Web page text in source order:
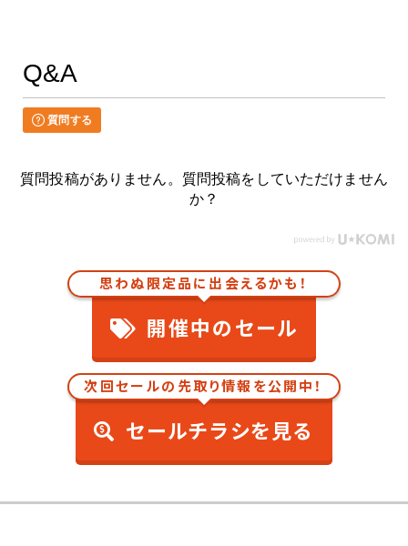
Q&A
質問する
質問投稿がありません。質問投稿をしていただけません
か？
思わぬ限定品に出会えるかも！
開催中のセール
次回セールの先取り情報を公開中！
セールチラシを見る